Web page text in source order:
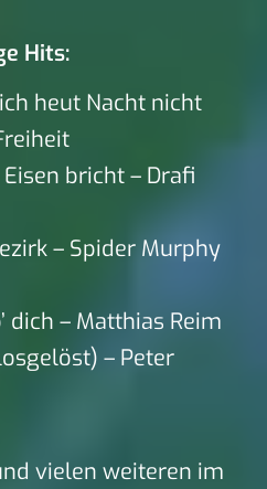
Hits:
heut Nacht nicht
bricht – Drafi
– Spider Murphy
dich – Matthias Reim
– Peter
vielen weiteren im